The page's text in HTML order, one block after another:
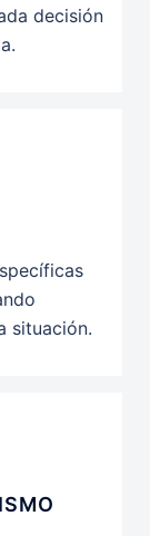
decisión
situación.